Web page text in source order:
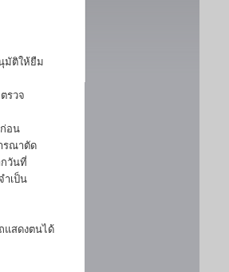
มัติให้ยืม
ตรวจ
อน
รณาตัด
วันที่
ำเป็น
แสดงตนได้